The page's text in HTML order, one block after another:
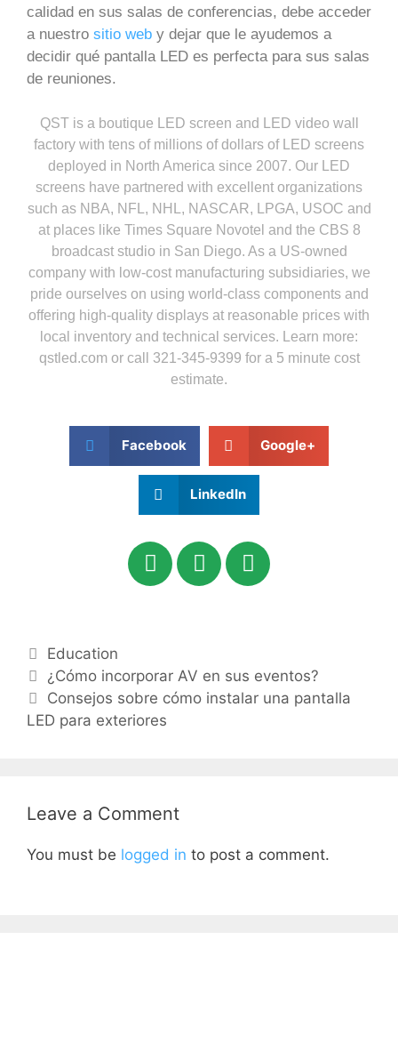
calidad en sus salas de conferencias, debe acceder
a nuestro sitio web y dejar que le ayudemos a
decidir qué pantalla LED es perfecta para sus salas
de reuniones.
QST is a boutique LED screen and LED video wall
factory with tens of millions of dollars of LED screens
deployed in North America since 2007. Our LED
screens have partnered with excellent organizations
such as NBA, NFL, NHL, NASCAR, LPGA, USOC and
at places like Times Square Novotel and the CBS 8
broadcast studio in San Diego. As a US-owned
company with low-cost manufacturing subsidiaries, we
pride ourselves on using world-class components and
offering high-quality displays at reasonable prices with
local inventory and technical services. Learn more:
qstled.com or call 321-345-9399 for a 5 minute cost
estimate.
Facebook Google+
LinkedIn
Education
¿Cómo incorporar AV en sus eventos?
Consejos sobre cómo instalar una pantalla
LED para exteriores
Leave a Comment
You must be logged in to post a comment.